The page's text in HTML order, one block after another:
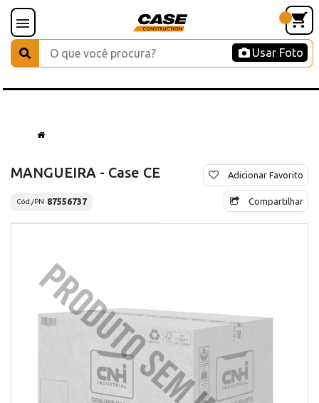
Usar Foto
MANGUEIRA - Case CE
Cód./PN 87556737
Adicionar Favorito
Compartilhar